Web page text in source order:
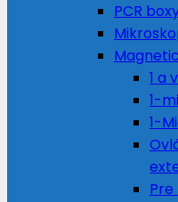
PCR
1 a
1-
1-